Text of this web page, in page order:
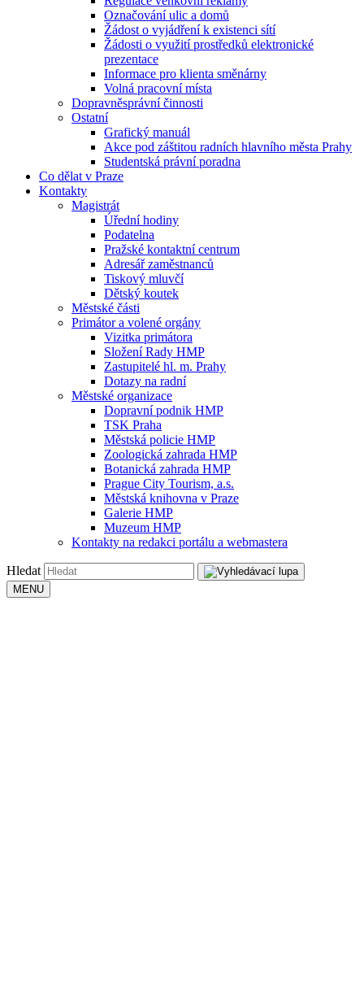
Označování ulic a domů
Žádost o vyjádření k existenci sítí
Žádosti o využití prostředků elektronické
prezentace
Informace pro klienta směnárny
Volná pracovní místa
Dopravněsprávní činnosti
Ostatní
Grafický manuál
Akce pod záštitou radních hlavního města Prahy
Studentská právní poradna
Co dělat v Praze
Kontakty
Magistrát
Úřední hodiny
Podatelna
Pražské kontaktní centrum
Adresář zaměstnanců
Tiskový mluvčí
Dětský koutek
Městské části
Primátor a volené orgány
Vizitka primátora
Složení Rady HMP
Zastupitelé hl. m. Prahy
Dotazy na radní
Městské organizace
Dopravní podnik HMP
TSK Praha
Městská policie HMP
Zoologická zahrada HMP
Botanická zahrada HMP
Prague City Tourism, a.s.
Městská knihovna v Praze
Galerie HMP
Muzeum HMP
Kontakty na redakci portálu a webmastera
Hledat
MENU